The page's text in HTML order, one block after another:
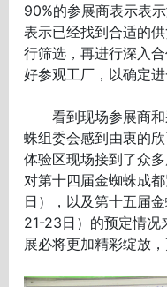
90%的参展商表示表
表示已经找到合适的
行筛选，再进行深入
好参观工厂，以确定进
看到现场参展商和
蛛组委会感到由衷的
体验区现场接到了众
对第十四届金蜘蛛成
日），以及第十五届
21-23日）的预定情况
展必将更加精彩绽放